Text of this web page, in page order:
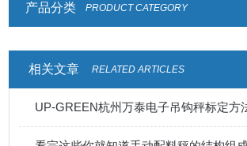
产品分类 PRODUCT CATEGORY
相关文章 RELATED ARTICLES
UP-GREEN杭州万泰电子吊钩秤标定方